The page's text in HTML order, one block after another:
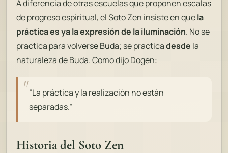
A diferencia de otras escuelas que proponen escalas
de progreso espiritual, el Soto Zen insiste en quela
práctica es ya la expresión de la iluminación. No se
practica para volverse Buda; se practicadesde la
naturaleza de Buda. Como dijo Dogen:
“La práctica y la realización no están
separadas.”
Historia del Soto Zen